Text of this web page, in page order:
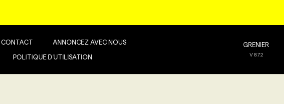
CONTACT ANNONCEZ AVEC NOUS
POLITIQUE D’UTILISATION
GRENIER
V8.7.2